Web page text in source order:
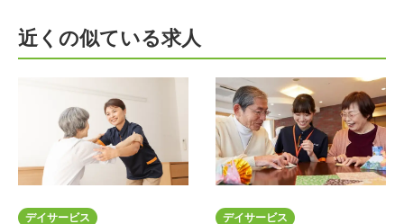
近くの似ている求人
デイサービス デイサービス